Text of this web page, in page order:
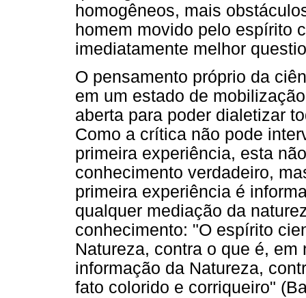
homogêneos, mais
homem movido pelo espírito
imediatamente melhor
O pensamento próprio da
em um estado de
aberta para poder dialetizar
Como a crítica não pode
primeira experiência, esta
conhecimento verdadeiro,
primeira experiência é
qualquer mediação da
conhecimento: "O espírito
Natureza, contra o que é,
informação da Natureza,
fato colorido e corriqueiro"